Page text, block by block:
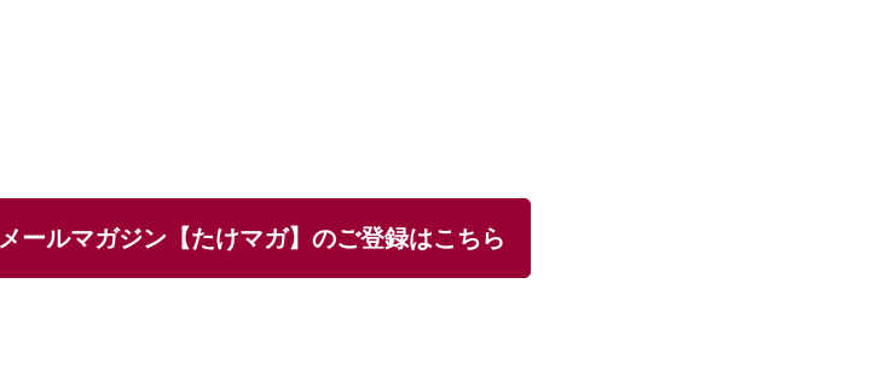
メールマガジン【たけマガ】のご登録はこちら